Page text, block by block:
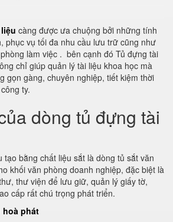
càng được ưa chuộng bởi những tính
phục vụ tối đa nhu cầu lưu trữ cũng như
làm việc . bên cạnh đó Tủ đựng tài
chỉ giúp quản lý tài liệu khoa học mà
gọn gàng, chuyên nghiệp, tiết kiệm thời
ty.
dòng tủ đựng tài
tạo bằng chất liệu sắt là dòng tủ sắt văn
khối văn phòng doanh nghiệp, đặc biệt là
thư viện để lưu giữ, quản lý giấy tờ,
cấp rất chú trọng phát triển.
phát